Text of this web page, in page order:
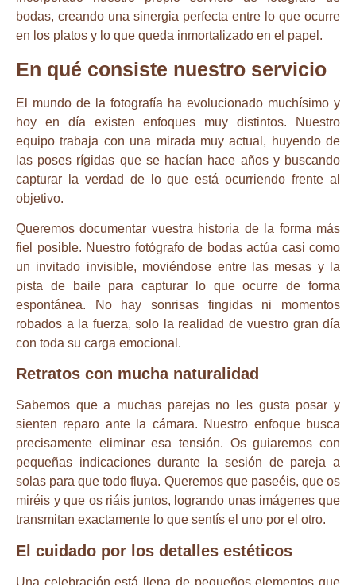
bodas, creando una sinergia perfecta entre lo que ocurre
en los platos y lo que queda inmortalizado en el papel.
En qué consiste nuestro servicio
El mundo de la fotografía ha evolucionado muchísimo y
hoy en día existen enfoques muy distintos. Nuestro
equipo trabaja con una mirada muy actual, huyendo de
las poses rígidas que se hacían hace años y buscando
capturar la verdad de lo que está ocurriendo frente al
objetivo.
Queremos documentar vuestra historia de la forma más
fiel posible. Nuestro fotógrafo de bodas actúa casi como
un invitado invisible, moviéndose entre las mesas y la
pista de baile para capturar lo que ocurre de forma
espontánea. No hay sonrisas fingidas ni momentos
robados a la fuerza, solo la realidad de vuestro gran día
con toda su carga emocional.
Retratos con mucha naturalidad
Sabemos que a muchas parejas no les gusta posar y
sienten reparo ante la cámara. Nuestro enfoque busca
precisamente eliminar esa tensión. Os guiaremos con
pequeñas indicaciones durante la sesión de pareja a
solas para que todo fluya. Queremos que paseéis, que os
miréis y que os riáis juntos, logrando unas imágenes que
transmitan exactamente lo que sentís el uno por el otro.
El cuidado por los detalles estéticos
Una celebración está llena de pequeños elementos que